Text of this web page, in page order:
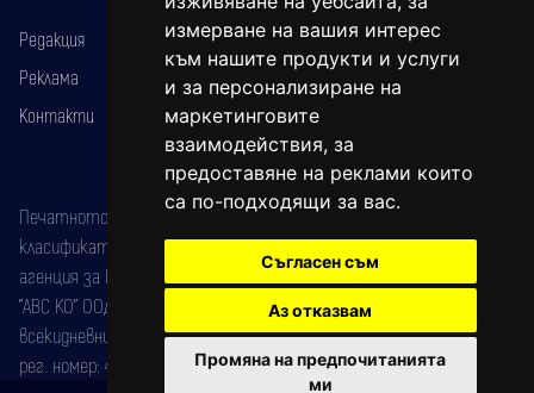
измерване на вашия интерес
към нашите продукти и услуги
и за персонализиране на
маркетинговите
взаимодействия, за
предоставяне на реклами които
са по-подходящи за вас.
Съгласен съм
Аз отказвам
Промяна на предпочитанията
ми
Редакция
Реклама
Контакти
Печатното издание на вестника е регистрирано в националния
класификатор на печатните издания (Българска национална
агенция за ISSN) под номер: ISSN 1312-4722.
"АВС КО" ООД е притежател на марката: Вяра информационен
всекидневник на югозападна България, със свидетелство за марка
рег. номер: 47857/11.05.2004 година.